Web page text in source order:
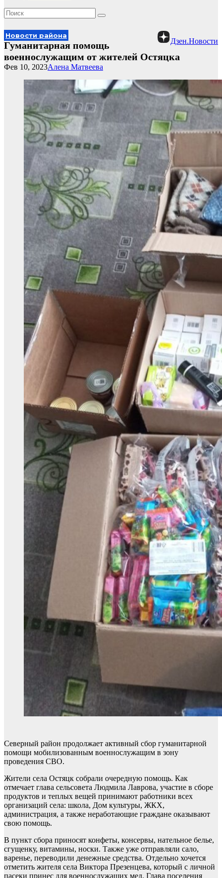
Дзен.Новости
Новости района
Гуманитарная помощь
военнослужащим от жителей Остяцка
Алена Матвеева
Фев 10, 2023
Северный район продолжает активный сбор гуманитарной
помощи мобилизованным военнослужащим в зону
проведения СВО.
Жители села Остяцк собрали очередную помощь. Как
отмечает глава сельсовета Людмила Лаврова, участие в сборе
продуктов и теплых вещей принимают работники всех
организаций села: школа, Дом культуры, ЖКХ,
администрация, а также неработающие граждане оказывают
свою помощь.
В пункт сбора приносят конфеты, консервы, нательное белье,
сгущенку, витамины, носки. Также уже отправляли сало,
варенье, переводили денежные средства. Отдельно хочется
отметить жителя села Виктора Презенцева, который с личной
пасеки принес для военнослужащих мед. Глава поселения